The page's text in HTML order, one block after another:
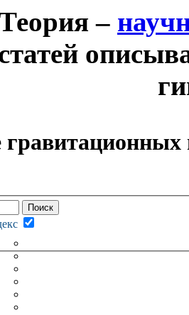
–
НЕПРОЧИТАННЫЕ